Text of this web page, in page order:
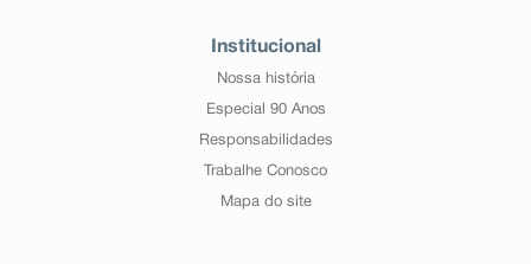
Institucional
Nossa história
Especial 90 Anos
Responsabilidades
Trabalhe Conosco
Mapa do site